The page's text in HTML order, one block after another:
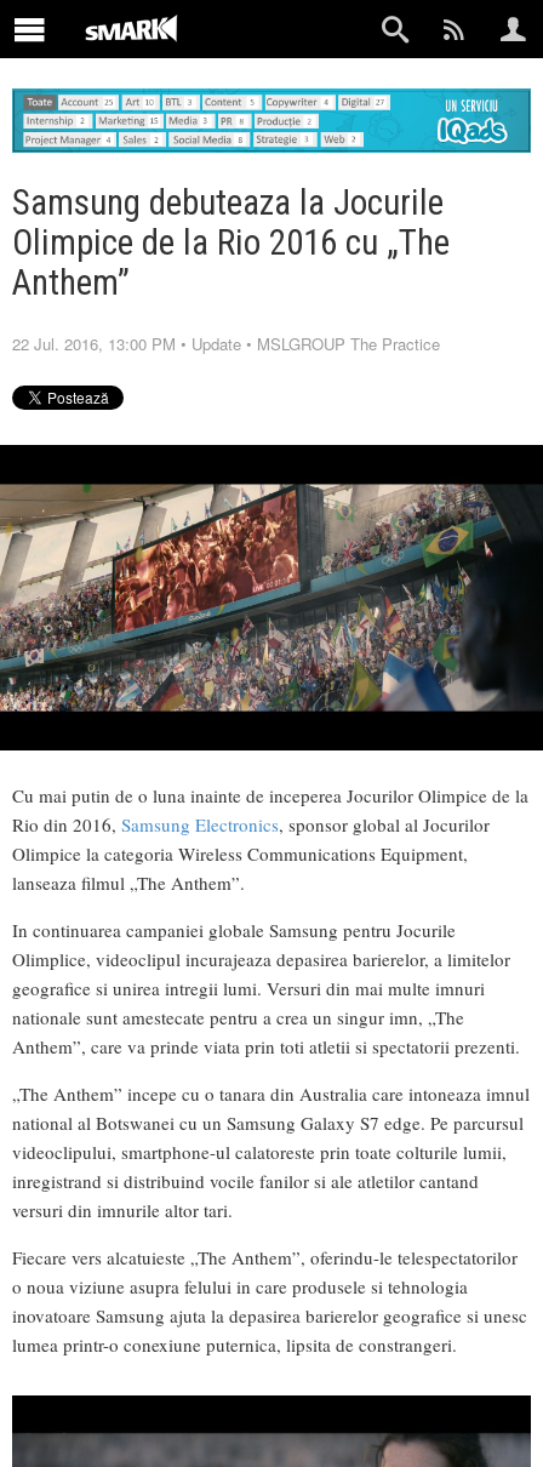
Samsung debuteaza la Jocurile
Olimpice de la Rio 2016 cu „The
Anthem”
22 Jul. 2016, 13:00 PM • Update • MSLGROUP The Practice
Cu mai putin de o luna inainte de inceperea Jocurilor Olimpice de la
Rio din 2016, Samsung Electronics, sponsor global al Jocurilor
Olimpice la categoria Wireless Communications Equipment,
lanseaza filmul „The Anthem”.
In continuarea campaniei globale Samsung pentru Jocurile
Olimplice, videoclipul incurajeaza depasirea barierelor, a limitelor
geografice si unirea intregii lumi. Versuri din mai multe imnuri
nationale sunt amestecate pentru a crea un singur imn, „The
Anthem”, care va prinde viata prin toti atletii si spectatorii prezenti.
„The Anthem” incepe cu o tanara din Australia care intoneaza imnul
national al Botswanei cu un Samsung Galaxy S7 edge. Pe parcursul
videoclipului, smartphone-ul calatoreste prin toate colturile lumii,
inregistrand si distribuind vocile fanilor si ale atletilor cantand
versuri din imnurile altor tari.
Fiecare vers alcatuieste „The Anthem”, oferindu-le telespectatorilor
o noua viziune asupra felului in care produsele si tehnologia
inovatoare Samsung ajuta la depasirea barierelor geografice si unesc
lumea printr-o conexiune puternica, lipsita de constrangeri.